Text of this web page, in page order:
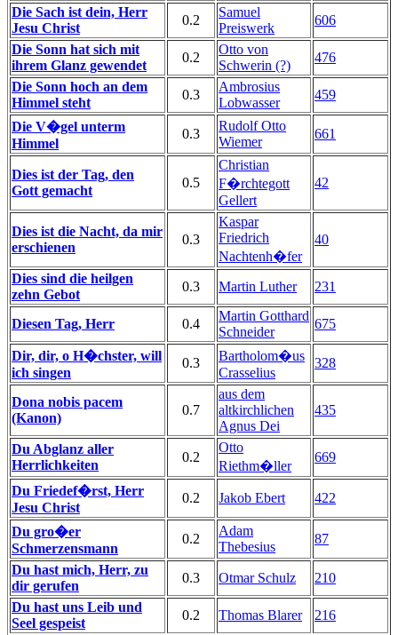
Die Sach ist dein, Herr
Jesu Christ
0.2
Samuel
Preiswerk
606
Die Sonn hat sich mit
ihrem Glanz gewendet
0.2
Otto von
Schwerin (?)
476
Die Sonn hoch an dem
Himmel steht
0.3
Ambrosius
Lobwasser
459
Die V�gel unterm
Himmel
0.3
Rudolf Otto
Wiemer
661
Dies ist der Tag, den
Gott gemacht
0.5
Christian
F�rchtegott
Gellert
42
Dies ist die Nacht, da mir
erschienen
0.3
Kaspar
Friedrich
Nachtenh�fer
40
Dies sind die heilgen
zehn Gebot
0.3 Martin Luther 231
Diesen Tag, Herr 0.4
Martin Gotthard
Schneider
675
Dir, dir, o H�chster, will
ich singen
0.3
Bartholom�us
Crasselius
328
Dona nobis pacem
(Kanon)
0.7
aus dem
altkirchlichen
Agnus Dei
435
Du Abglanz aller
Herrlichkeiten
0.2
Otto
Riethm�ller
669
Du Friedef�rst, Herr
Jesu Christ
0.2 Jakob Ebert 422
Du gro�er
Schmerzensmann
0.2
Adam
Thebesius
87
Du hast mich, Herr, zu
dir gerufen
0.3 Otmar Schulz
210
Du hast uns Leib und
Seel gespeist
0.2 Thomas Blarer
216